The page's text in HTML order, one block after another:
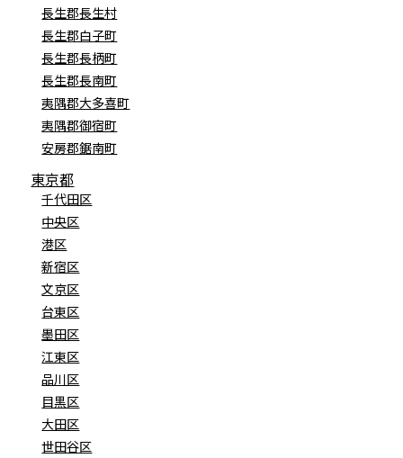
長生郡長生村
長生郡白子町
長生郡長柄町
長生郡長南町
夷隅郡大多喜町
夷隅郡御宿町
安房郡鋸南町
東京都
千代田区
中央区
港区
新宿区
文京区
台東区
墨田区
江東区
品川区
目黒区
大田区
世田谷区